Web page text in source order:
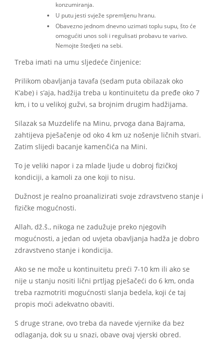
konzumiranja.
U putu jesti svježe spremljenu hranu.
Obavezno jednom dnevno uzimati toplu supu, što će
omogućiti unos soli i regulisati probavu te varivo.
Nemojte štedjeti na sebi.
Treba imati na umu sljedeće činjenice:
Prilikom obavljanja tavafa (sedam puta obilazak oko
K’abe) i s’aja, hadžija treba u kontinuitetu da pređe oko 7
km, i to u velikoj gužvi, sa brojnim drugim hadžijama.
Silazak sa Muzdelife na Minu, prvoga dana Bajrama,
zahtijeva pješačenje od oko 4 km uz nošenje ličnih stvari.
Zatim slijedi bacanje kamenčića na Mini.
To je veliki napor i za mlade ljude u dobroj fizičkoj
kondiciji, a kamoli za one koji to nisu.
Dužnost je realno proanalizirati svoje zdravstveno stanje i
fizičke mogućnosti.
Allah, dž.š., nikoga ne zadužuje preko njegovih
mogućnosti, a jedan od uvjeta obavljanja hadža je dobro
zdravstveno stanje i kondicija.
Ako se ne može u kontinuitetu preći 7-10 km ili ako se
nije u stanju nositi lični prtljag pješačeći do 6 km, onda
treba razmotriti mogućnosti slanja bedela, koji će taj
propis moći adekvatno obaviti.
S druge strane, ovo treba da navede vjernike da bez
odlaganja, dok su u snazi, obave ovaj vjerski obred.